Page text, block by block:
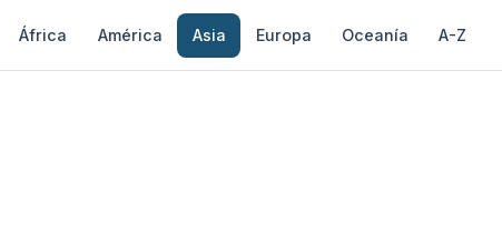
África América Asia Europa Oceanía A-Z